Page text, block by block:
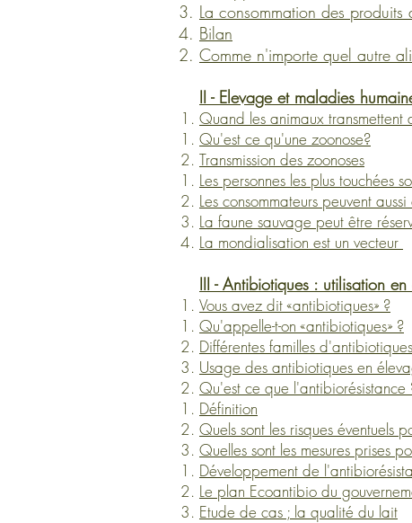
La consommation des produits
Bilan
Comme n'importe quel autre
II - Elevage et maladies
Quand les animaux transmettent
Qu'est ce qu'une zoonose?
Transmission des zoonoses
Les personnes les plus touchées
Les consommateurs peuvent
La faune sauvage peut être
La mondialisation est un vecteur
III - Antibiotiques : utilisation
Vous avez dit «antibiotiques» ?
Qu'appelle-t-on «antibiotiques» ?
Différentes familles d'antibiotiques
​Usage des antibiotiques en
Qu'est ce que
Définition
Quels sont les risques éventuels
Quelles sont les mesures prises
Développement de
Le plan Ecoantibio du
Etude de cas ; la qualité du lait